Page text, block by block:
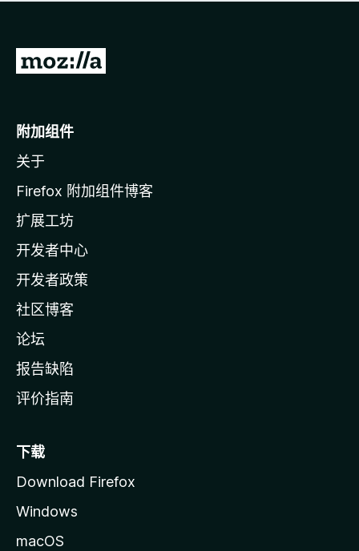
无
转
o
i
l
a
主
页
附加组件
关于
Firefox 附加组件博客
扩展工坊
开发者中心
开发者政策
社区博客
论坛
报告缺陷
评价指南
下载
Download Firefox
Windows
macOS